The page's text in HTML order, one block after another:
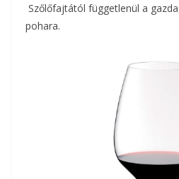
Szőlőfajtától függetlenül a
pohara.